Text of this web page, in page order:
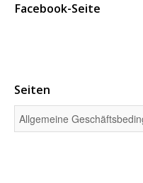
Facebook-Seite
Seiten